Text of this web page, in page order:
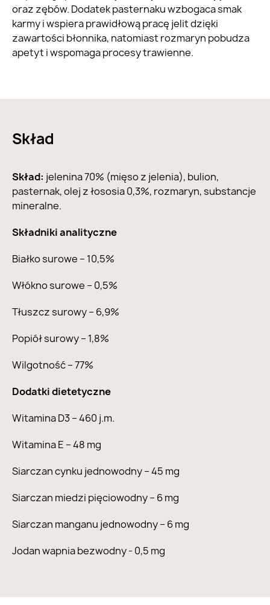
oraz zębów. Dodatek pasternaku wzbogaca smak
karmy i wspiera prawidłową pracę jelit dzięki
zawartości błonnika, natomiast rozmaryn pobudza
apetyt i wspomaga procesy trawienne.
Skład
Skład: jelenina 70% (mięso z jelenia), bulion,
pasternak, olej z łososia 0,3%, rozmaryn, substancje
mineralne.
Składniki analityczne
Białko surowe – 10,5%
Włókno surowe – 0,5%
Tłuszcz surowy – 6,9%
Popiół surowy – 1,8%
Wilgotność – 77%
Dodatki dietetyczne
Witamina D3 – 460 j.m.
Witamina E – 48 mg
Siarczan cynku jednowodny – 45 mg
Siarczan miedzi pięciowodny – 6 mg
Siarczan manganu jednowodny – 6 mg
Jodan wapnia bezwodny - 0,5 mg